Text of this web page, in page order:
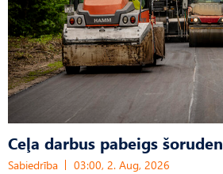
Ceļa darbus pabeigs šoruden
Sabiedrība 03:00, 2. Aug, 2026